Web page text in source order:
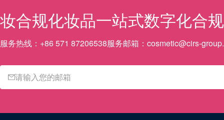
妆合规化妆品一站式数字化合
服务热线： +86 571 87206538服务邮箱： cosmetic@cirs-